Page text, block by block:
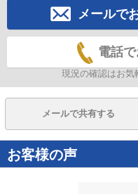
メールで
電話
現況の確認はお気
メールで共有する
お客様の声